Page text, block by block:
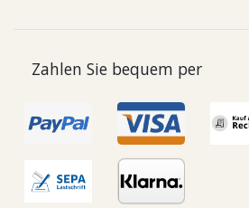
Zahlen Sie bequem per